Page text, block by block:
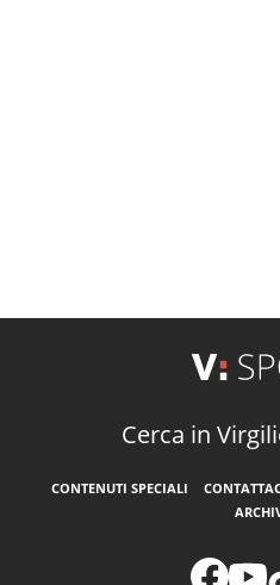
Cerca in
CONTENUTI SPECIALI